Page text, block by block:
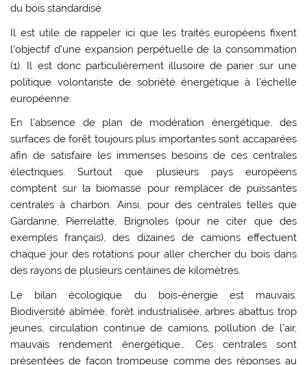
du bois standardisé.
Il est utile de rappeler ici que les traités européens fixent
l’objectif d’une expansion perpétuelle de la consommation
(1). Il est donc particulièrement illusoire de parier sur une
politique volontariste de sobriété énergétique à l’échelle
européenne.
En l’absence de plan de modération énergétique, des
surfaces de forêt toujours plus importantes sont accaparées
afin de satisfaire les immenses besoins de ces centrales
électriques. Surtout que plusieurs pays européens
comptent sur la biomasse pour remplacer de puissantes
centrales à charbon. Ainsi, pour des centrales telles que
Gardanne, Pierrelatte, Brignoles (pour ne citer que des
exemples français), des dizaines de camions effectuent
chaque jour des rotations pour aller chercher du bois dans
des rayons de plusieurs centaines de kilomètres.
Le bilan écologique du bois-énergie est mauvais.
Biodiversité abîmée, forêt industrialisée, arbres abattus trop
jeunes, circulation continue de camions, pollution de l’air,
mauvais rendement énergétique… Ces centrales sont
présentées de façon trompeuse comme des réponses au